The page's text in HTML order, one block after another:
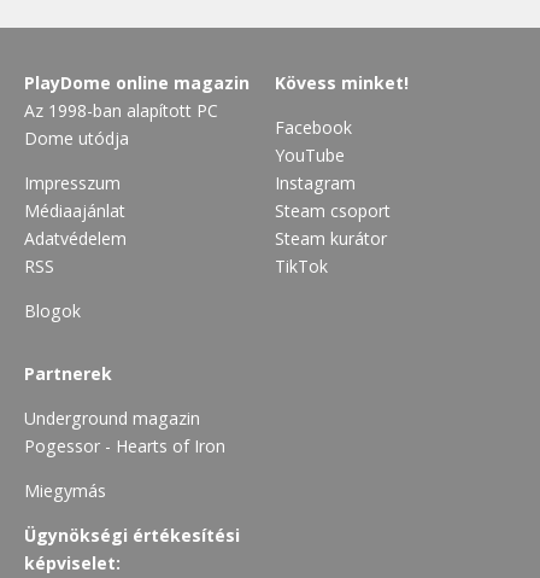
PlayDome online magazin
Az 1998-ban alapított PC
Dome utódja
Impresszum
Médiaajánlat
Adatvédelem
RSS
Blogok
Kövess minket!
Facebook
YouTube
Instagram
Steam csoport
Steam kurátor
TikTok
Partnerek
Underground magazin
Pogessor - Hearts of Iron
Miegymás
Ügynökségi értékesítési
képviselet: